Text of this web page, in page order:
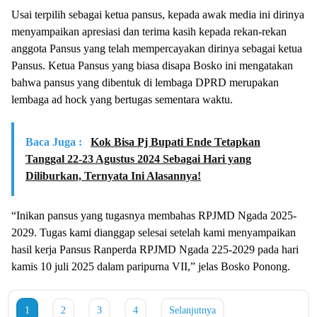
Usai terpilih sebagai ketua pansus, kepada awak media ini dirinya
menyampaikan apresiasi dan terima kasih kepada rekan-rekan
anggota Pansus yang telah mempercayakan dirinya sebagai ketua
Pansus. Ketua Pansus yang biasa disapa Bosko ini mengatakan
bahwa pansus yang dibentuk di lembaga DPRD merupakan
lembaga ad hock yang bertugas sementara waktu.
Baca Juga :
Kok Bisa Pj Bupati Ende Tetapkan
Tanggal 22-23 Agustus 2024 Sebagai Hari yang
Diliburkan, Ternyata Ini Alasannya!
“Inikan pansus yang tugasnya membahas RPJMD Ngada 2025-
2029. Tugas kami dianggap selesai setelah kami menyampaikan
hasil kerja Pansus Ranperda RPJMD Ngada 225-2029 pada hari
kamis 10 juli 2025 dalam paripurna VII,” jelas Bosko Ponong.
1 2 3 4 Selanjutnya